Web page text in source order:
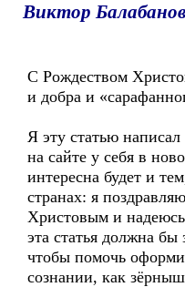
Виктор Балабанов
С Рождеством
и добра и
Я эту статью
на сайте у себя в
интересна будет и
странах: я
Христовым и
эта статья должна
чтобы помочь
сознании, как